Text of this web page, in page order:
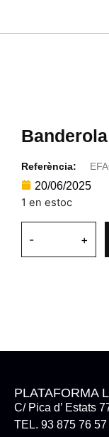
Referència:
20/06/2025
1 en estoc
- +
PLATAFORMA
C/ Pica d’ Estats
TEL. 93 875 76 57